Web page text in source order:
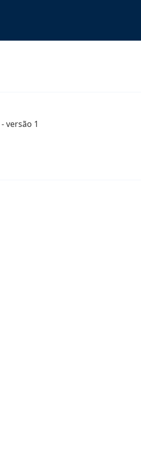
- versão 1